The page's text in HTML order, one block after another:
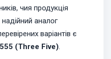
чия продукція
аналог
варіантів є
555 (Three Five).